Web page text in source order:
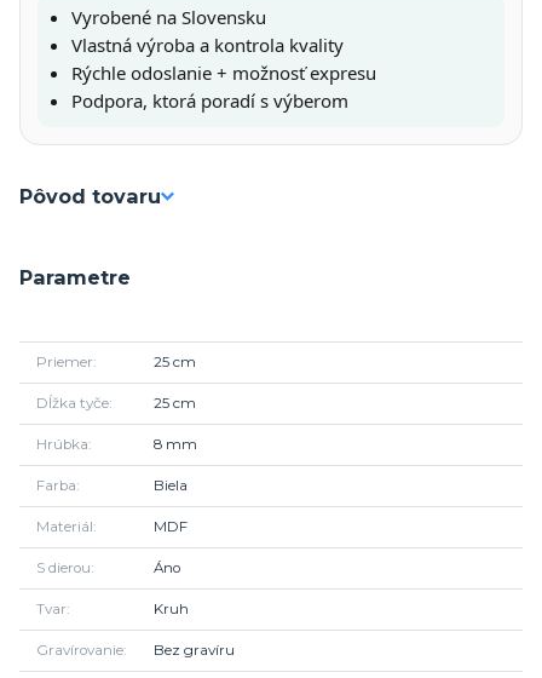
Vyrobené na Slovensku
Vlastná výroba a kontrola kvality
Rýchle odoslanie + možnosť expresu
Podpora, ktorá poradí s výberom
Pôvod tovaru
Parametre
Priemer 25 cm
Dĺžka tyče 25 cm
Hrúbka 8 mm
Farba Biela
Materiál MDF
S dierou Áno
Tvar Kruh
Gravírovanie Bez gravíru